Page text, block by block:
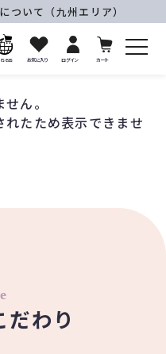
ついて（九州エリア）
お気に入り ログイン カート
ん。
たため表示できませ
だわり